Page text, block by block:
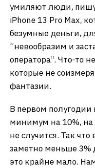
умиляют люди,
iPhone 13 Pro Max,
безумные деньги,
“невообразим и
оператора”. Что-то
которые не
фантазии.
В первом полугодии
минимум на 10%, на
не случится. Так
заметно меньше 3%
это крайне мало.